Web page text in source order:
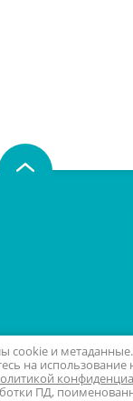
cookie и
на
ПД,